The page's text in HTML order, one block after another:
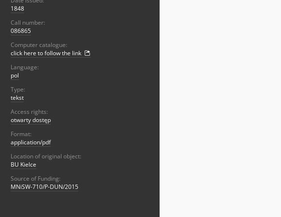
1848
Call number:
086865
Computer catalogue:
click here to follow the link
Language:
pol
Type:
tekst
Access rights:
otwarty dostęp
Format:
application/pdf
Location of original object:
BU Kielce
Source of Funding:
MNiSW-710/P-DUN/2015